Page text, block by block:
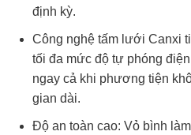
định kỳ.
Công nghệ tấm lưới Canxi
tối đa mức độ tự phóng
ngay cả khi phương tiện
gian dài.
Độ an toàn cao: Vỏ bình